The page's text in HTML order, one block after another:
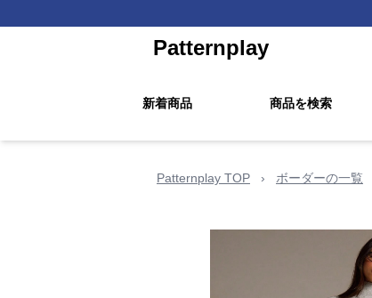
Patternplay
新着商品 商品を検索
Patternplay TOP › ボーダーの一覧